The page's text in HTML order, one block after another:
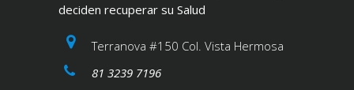
deciden recuperar su Salud
Terranova #150 Col. Vista Hermosa
81 3239 7196